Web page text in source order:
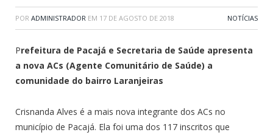
POR ADMINISTRADOR EM 17 DE AGOSTO DE 2018 NOTÍCIAS
Prefeitura de Pacajá e Secretaria de Saúde apresenta
a nova ACs (Agente Comunitário de Saúde) a
comunidade do bairro Laranjeiras
Crisnanda Alves é a mais nova integrante dos ACs no
município de Pacajá. Ela foi uma dos 117 inscritos que